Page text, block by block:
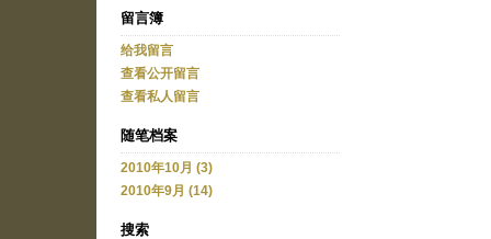
留言簿
给我留言
查看公开留言
查看私人留言
随笔档案
2010年10月 (3)
2010年9月 (14)
搜索